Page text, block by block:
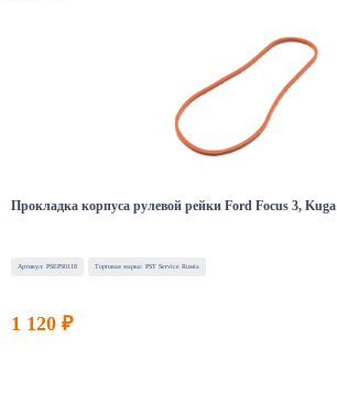
Прокладка корпуса рулевой рейки Ford Focus 3, Kuga
Артикул: PSEPS0118 Торговая марка: PST Service Russia
1 120 ₽